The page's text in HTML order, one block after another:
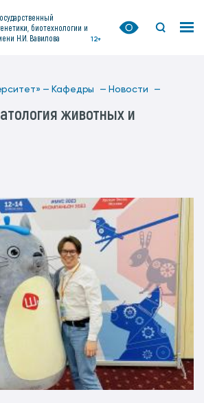
биотехнологии и
Н.И. Вавилова
12+
— Кафедры — Новости —
животных и